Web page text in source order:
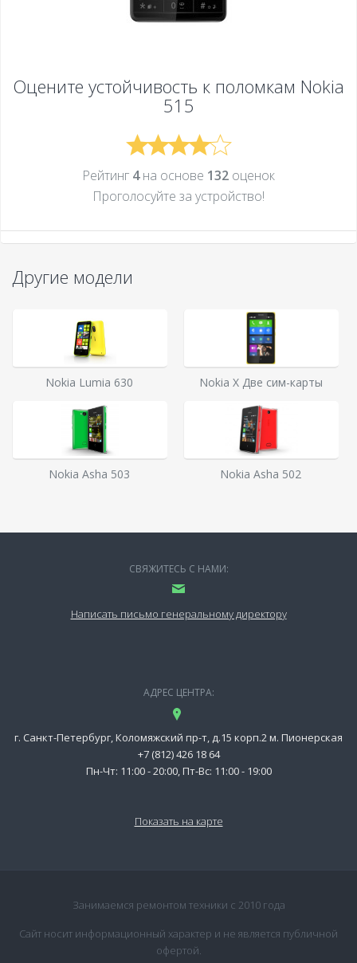
Оцените устойчивость к поломкам Nokia
515
Рейтинг 4на основе 132 оценок
Проголосуйте за устройcтво!
Другие модели
Nokia Lumia 630 Nokia X Две сим-карты
Nokia Asha 503 Nokia Asha 502
СВЯЖИТЕСЬ С НАМИ:
Написать письмо генеральному директору
АДРЕС ЦЕНТРА:
г. Санкт-Петербург, Коломяжский пр-т, д.15 корп.2 м. Пионерская
+7 (812) 426 18 64
Пн-Чт: 11:00 - 20:00, Пт-Вс: 11:00 - 19:00
Показать на карте
Занимаемся ремонтом техники с 2010 года
Сайт носит информационный характер и не является публичной
офертой.